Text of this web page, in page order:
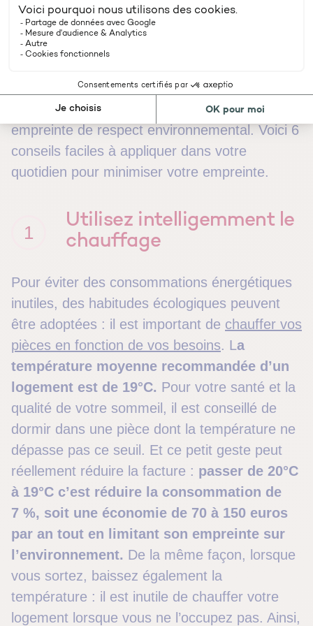
le réchauffement climatique, économiser les
ressources, éviter les surconsommations
inutiles et obtenir une faible empreinte
simples qui pourront vous aider à réduire votre
empreinte écologique et adopter une attitude
empreinte de respect environnemental. Voici 6
conseils faciles à appliquer dans votre
quotidien pour minimiser votre empreinte.
1
Utilisez intelligemment le
chauffage
Pour éviter des consommations énergétiques
inutiles, des habitudes écologiques peuvent
être adoptées : il est important de chauffer vos
pièces en fonction de vos besoins. La
température moyenne recommandée d’un
logement est de 19°C. Pour votre santé et la
qualité de votre sommeil, il est conseillé de
dormir dans une pièce dont la température ne
dépasse pas ce seuil. Et ce petit geste peut
réellement réduire la facture : passer de 20°C
à 19°C c’est réduire la consommation de
7 %, soit une économie de 70 à 150 euros
par an tout en limitant son empreinte sur
l’environnement. De la même façon, lorsque
vous sortez, baissez également la
température : il est inutile de chauffer votre
logement lorsque vous ne l’occupez pas. Ainsi,